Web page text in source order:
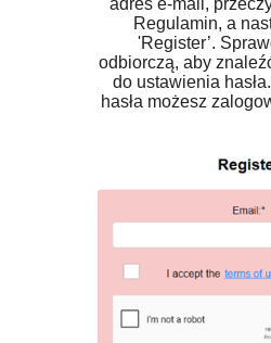
adres e-mail,
Regulamin, a
'Register’.
odbiorczą, aby
do ustawienia
hasła możesz